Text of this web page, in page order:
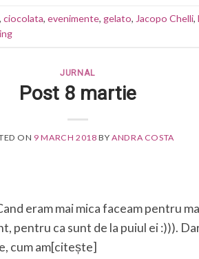
, ciocolata, evenimente, gelato, Jacopo Chelli,
JURNAL
Post 8 martie
ON 9 MARCH 2018 BYANDRA COSTA
eram mai mica faceam pentru
pentru ca sunt de la puiul ei :))).
cum am[citește]